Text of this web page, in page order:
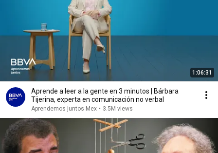
1:06:31
Aprende a leer a la gente en 3 minutos | Bárbara
Tijerina, experta en comunicación no verbal
Aprendemos juntos Mex • 3.5M views